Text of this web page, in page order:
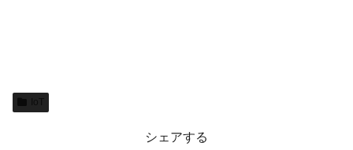
IoT
シェアする